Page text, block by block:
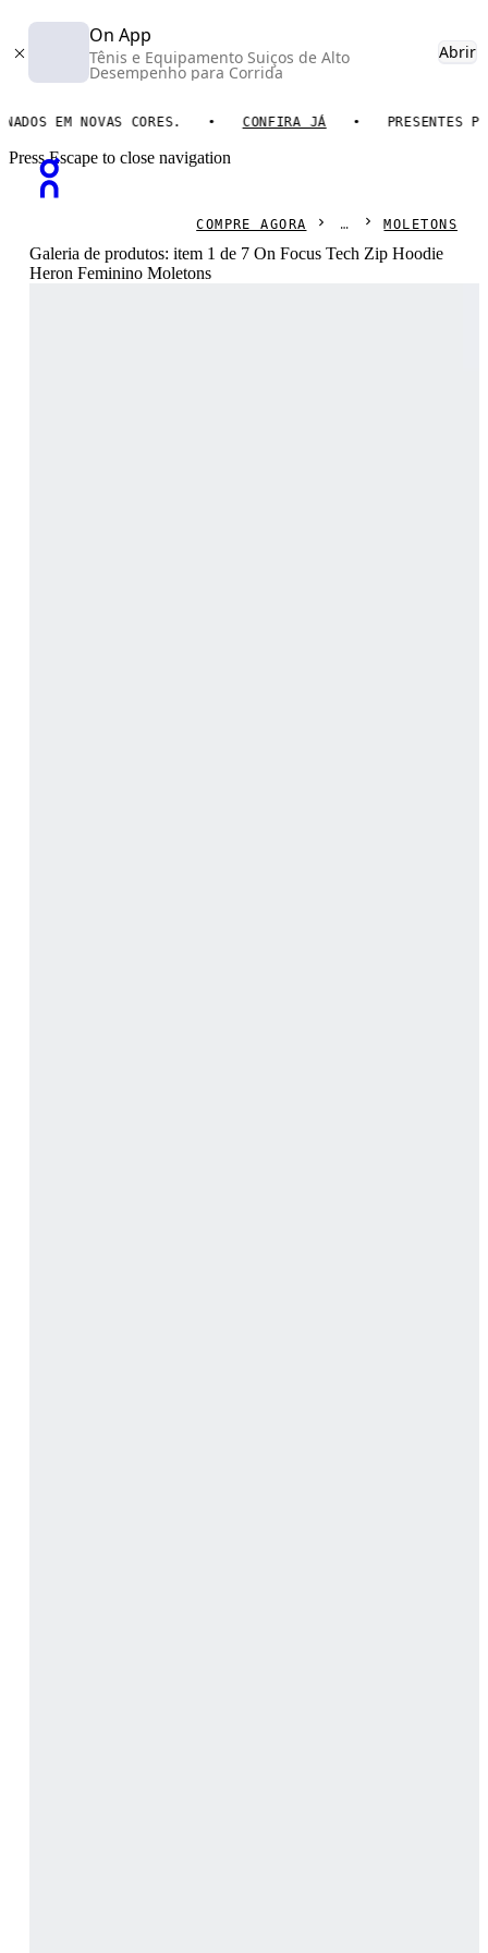
On App
Tênis e Equipamento Suiços de Alto
Desempenho para Corrida
Abrir
EM NOVAS CORES. CONFIRA JÁ PRESENTES
Press Escape to close navigation
COMPRE AGORA MOLETONS
Galeria de produtos: item 1 de 7 On Focus Tech Zip Hoodie
Heron Feminino Moletons